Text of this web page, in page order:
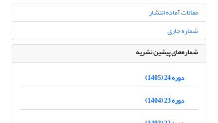
مقالات آماده انتشار
شماره جاری
شماره‌های پیشین نشریه
دوره 24 (1405)
دوره 23 (1404)